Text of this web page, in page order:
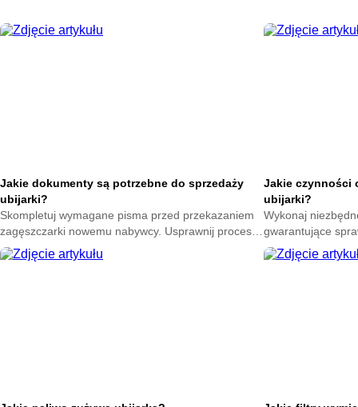
Jakie dokumenty są potrzebne do sprzedaży
ubijarki?
Skompletuj wymagane pisma przed przekazaniem
zagęszczarki nowemu nabywcy. Usprawnij proces
transakcji i miej pewność poprawnego
sfinalizowania umowy.
Jakie czynności
ubijarki?
Wykonaj
gwarantujące
Poznaj etapy
przestojów na